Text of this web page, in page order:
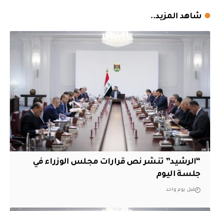
شاهد المزيد..
“الرشيد” تنشر نص قرارات مجلس الوزراء في
جلسة اليوم
قبل يوم واحد